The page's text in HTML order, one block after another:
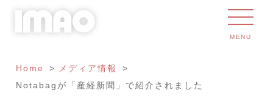
MENU
Home
メディア情報
Notabagが「産経新聞」で紹介されました